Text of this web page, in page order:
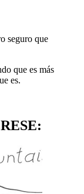
seguro que
que es más
es.